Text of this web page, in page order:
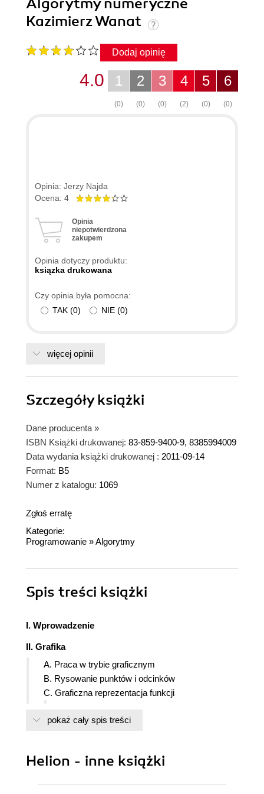
Algorytmy numeryczne
Kazimierz Wanat
Dodaj opinię
6
(0)
5
(0)
4
(2)
3
(0)
2
(0)
1
(0)
4.0
Opinia: Jerzy Najda
Ocena: 4
Opinia
niepotwierdzona
zakupem
Opinia dotyczy produktu:
ksiązka drukowana
Czy opinia była pomocna:
TAK (0) NIE (0)
więcej opinii
Szczegółyksiążki
Dane producenta »
ISBN Książki drukowanej: 83-859-9400-9, 8385994009
Data wydania książki drukowanej : 2011-09-14
Format: B5
Numer z katalogu: 1069
Zgłoś erratę
Kategorie:
Programowanie »Algorytmy
Spis treści książki
I. Wprowadzenie
II. Grafika
A. Praca w trybie graficznym
B. Rysowanie punktów i odcinków
C. Graficzna reprezentacja funkcji
2. Wykres funkcji jednej zmiennej
E. Obiekty przestrzeni trójwymiarowej - rzut
pokaż cały spis treści
Helion - inne książki